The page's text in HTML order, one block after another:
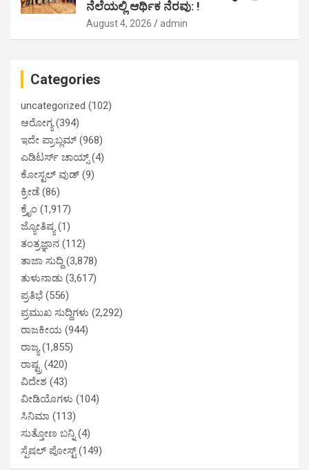
ನೆಲೆಯಲ್ಲಿ ಆರ್ಥಿಕ‌ ನೆರವು: !
August 4, 2026 admin
Categories
uncategorized (102)
ಆರೋಗ್ಯ(394)
ಇದೇ ಪ್ರಾಬ್ಲಮ್ (968)
ಎಡಿಟರ್ಸ್ ಚಾಯ್ಸ್(4)
ಕೋಸ್ಟಲ್ ವುಡ್ (9)
ಕ್ರೀಡೆ (86)
ಕ್ರೈಂ (1,917)
ಜ್ಯೋತಿಷ್ಯ(1)
ತಂತ್ರಜ್ಞಾನ (112)
ತಾಜಾ ಸುದ್ದಿ (3,878)
ತುಳುನಾಡು (3,617)
ಪ್ರತಿಭೆ (556)
ಪ್ರಮುಖ ಸುದ್ದಿಗಳು (2,292)
ರಾಜಕೀಯ (944)
ರಾಜ್ಯ(1,855)
ರಾಷ್ಟ್ರ (420)
ವಿದೇಶ (43)
ವೀಡಿಯೊಗಳು (104)
ಸಿನಿಮಾ (113)
ಸುತ್ತೋಣ ಬನ್ನಿ(4)
ಸ್ಪೆಷಲ್ ಪೋಸ್ಟ್(149)